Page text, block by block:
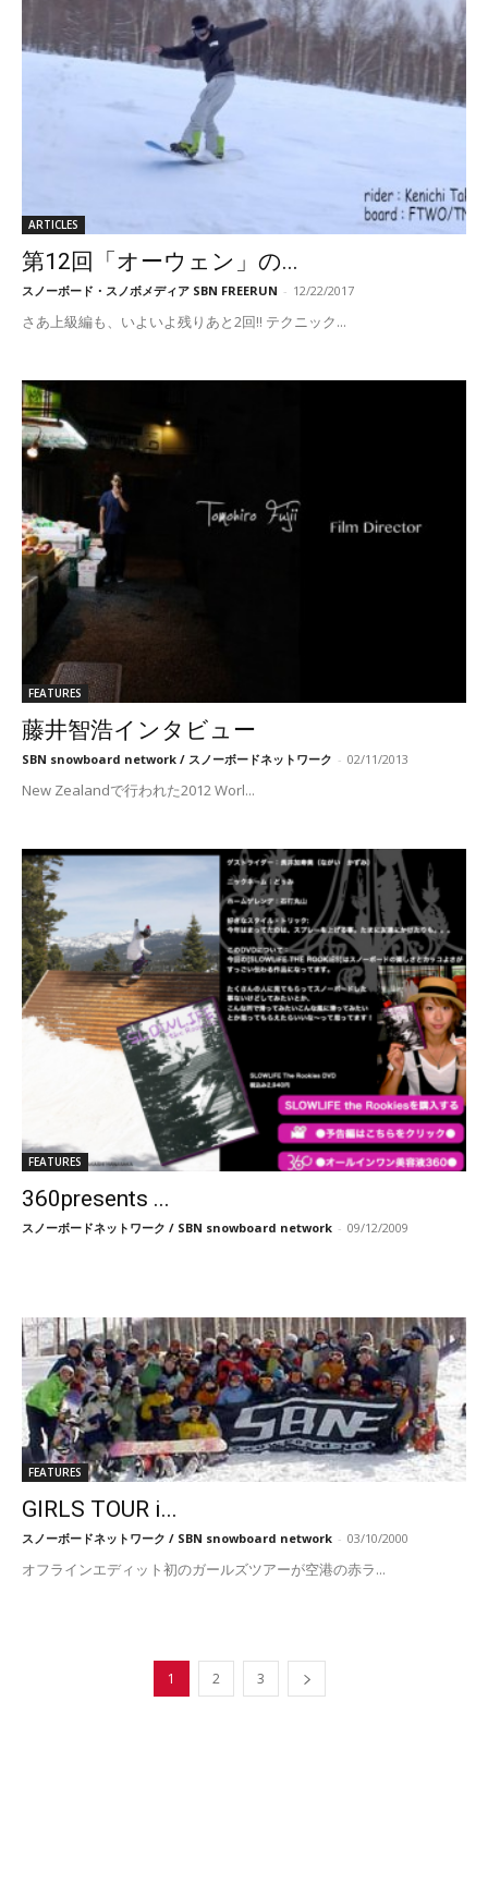
ARTICLES
第12回「オーウェン」の...
スノーボード・スノボメディア SBN FREERUN - 12/22/2017
さあ上級編も、いよいよ残りあと2回!! テクニック...
FEATURES
藤井智浩インタビュー
SBN snowboard network / スノーボードネットワーク - 02/11/2013
New Zealandで行われた2012 Worl...
FEATURES
360presents ...
スノーボードネットワーク / SBN snowboard network - 09/12/2009
FEATURES
GIRLS TOUR i...
スノーボードネットワーク / SBN snowboard network - 03/10/2000
オフラインエディット初のガールズツアーが空港の赤ラ...
1 2 3